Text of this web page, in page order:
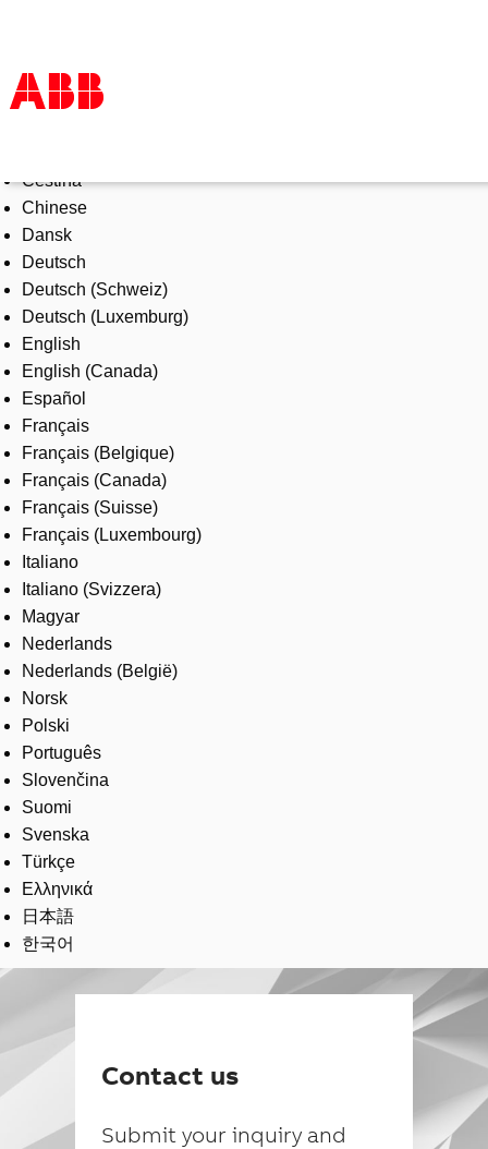
Products & Solutions
Industries
Services
About us
Where to buy
Contact us
Careers
Čeština
Chinese
Dansk
Deutsch
Deutsch (Schweiz)
Deutsch (Luxemburg)
English
English (Canada)
Español
Français
Français (Belgique)
Français (Canada)
Français (Suisse)
Français (Luxembourg)
Italiano
Italiano (Svizzera)
Magyar
Nederlands
Nederlands (België)
Norsk
Polski
Português
Slovenčina
Suomi
Svenska
Türkçe
Ελληνικά
日本語
한국어
Contact us
Submit your inquiry and